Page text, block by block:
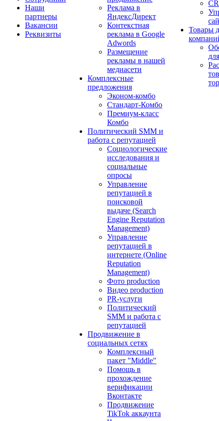
Наши
партнеры
Вакансии
Реквизиты
Реклама в
ЯндексДирект
Контекстная
реклама в Google
Adwords
Размещение
рекламы в нашей
медиасети
Комплексные
предложения
Эконом-комбо
Стандарт-Комбо
Премиум-класс
Комбо
Политический SMM и
работа с репутацией
Социологические
исследования и
социальные
опросы
Управление
репутацией в
поисковой
выдаче (Search
Engine Reputation
Management)
Управление
репутацией в
интернете (Online
Reputation
Management)
Фото production
Видео production
PR-услуги
Политический
SMM и работа с
репутацией
Продвижение в
социальных сетях
Комплексный
пакет "Middle"
Помощь в
прохождение
верификации
Вконтакте
Продвижение
TikTok аккаунта
Товары